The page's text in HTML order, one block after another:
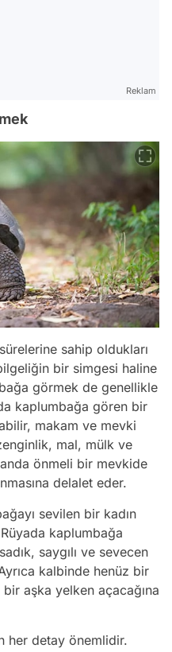
Reklam
sahip oldukları
bir simgesi haline
görmek de genellikle
kaplumbağa gören bir
makam ve mevki
mal, mülk ve
önmeli bir mevkide
delalet eder.
sevilen bir kadın
kaplumbağa
saygılı ve sevecen
kalbinde henüz bir
aşka yelken açacağına
her detay önemlidir.